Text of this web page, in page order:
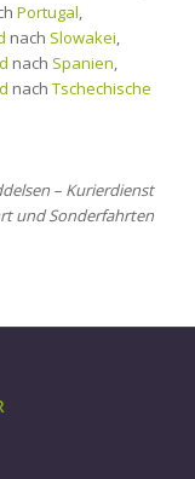
Portugal,
nach Slowakei,
nach Spanien,
nach Tschechische
– Kurierdienst
und Sonderfahrten